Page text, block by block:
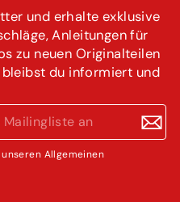
und erhalte exklusive
Anleitungen für
zu neuen Originalteilen
du informiert und
Allgemeinen